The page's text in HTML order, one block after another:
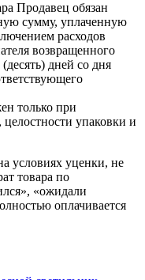
Продавец обязан
сумму, уплаченную
расходов
возвращенного
дней со дня
только при
упаковки и
условиях уценки, не
товара по
«ожидали
оплачивается